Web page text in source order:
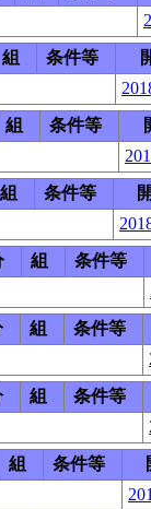
組 条件等
組 条件等
組 条件等
組
条件等
組
条件等
組
条件等
組 条件等